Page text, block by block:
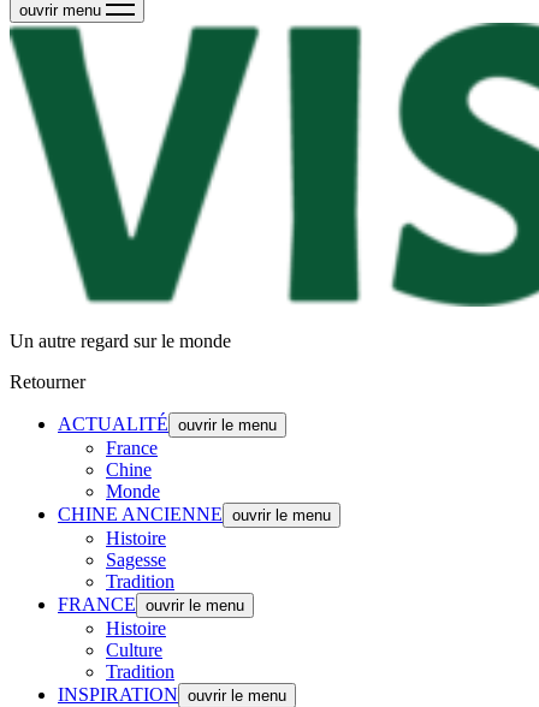
ouvrir menu
Un autre regard sur le monde
Retourner
ACTUALITÉ ouvrir le menu
France
Chine
Monde
CHINE ANCIENNE ouvrir le menu
Histoire
Sagesse
Tradition
FRANCE ouvrir le menu
Histoire
Culture
Tradition
INSPIRATION ouvrir le menu